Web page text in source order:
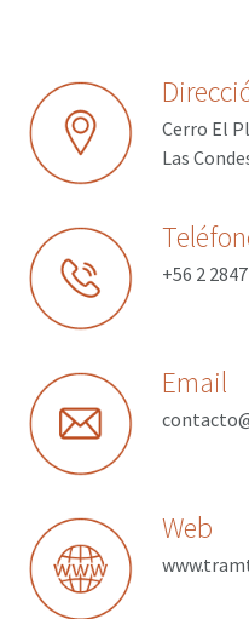
Cerro El
Las
+56 2
Email
Web